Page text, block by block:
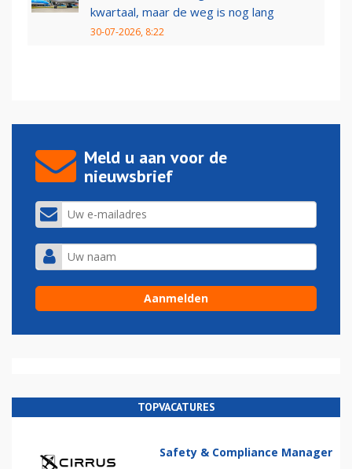
kwartaal, maar de weg is nog lang
30-07-2026, 8:22
Meld u aan voor de
nieuwsbrief
TOPVACATURES
Safety & Compliance Manager